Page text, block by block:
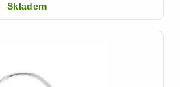
Skladem